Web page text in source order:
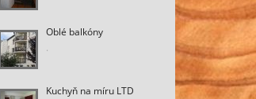
Oblé balkóny
.
Kuchyň na míru LTD